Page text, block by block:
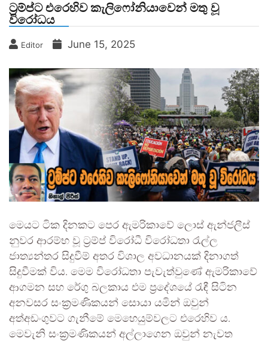
ට්‍රම්ප්ට එරෙහිව කැලිෆෝනියාවෙන් මතු වූ
විරෝධය
Editor June 15, 2025
මෙයට ටික දිනකට පෙර ඇමරිකාවේ ලොස් ඇන්ජලීස්
නුවර ආරම්භ වූ ට්‍රම්ප් විරෝධී විරෝධතා රැල්ල
ජාත්‍යන්තර සිදුවීම් අතර විශාල අවධානයක් දිනාගත්
සිදුවීමක් විය. මෙම විරෝධතා පැවැත්වුණේ ඇමරිකාවේ
ආගමන සහ රේගු බලකාය එම ප්‍රදේශයේ රැඳී සිටින
අනවසර සංක්‍රමණිකයන් සොයා යමින් ඔවුන්
අත්අඩංගුවට ගැනීමේ මෙහෙයුම්වලට එරෙහිව ය.
මෙවැනි සංක්‍රමණිකයන් අල්ලාගෙන ඔවුන් නැවත